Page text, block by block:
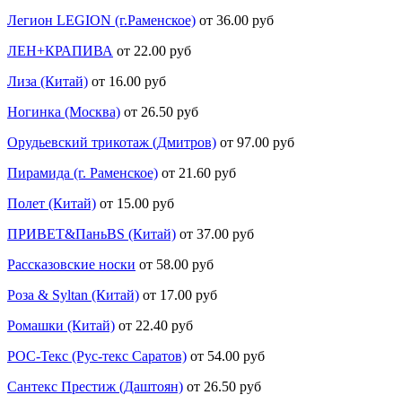
Легион LEGION (г.Раменское) от 36.00 руб
ЛЕН+КРАПИВА от 22.00 руб
Лиза (Китай) от 16.00 руб
Ногинка (Москва) от 26.50 руб
Орудьевский трикотаж (Дмитров) от 97.00 руб
Пирамида (г. Раменское) от 21.60 руб
Полет (Китай) от 15.00 руб
ПРИВЕТ&ПаньBS (Китай) от 37.00 руб
Рассказовские носки от 58.00 руб
Роза & Syltan (Китай) от 17.00 руб
Ромашки (Китай) от 22.40 руб
РОС-Текс (Рус-текс Саратов) от 54.00 руб
Сантекс Престиж (Даштоян) от 26.50 руб